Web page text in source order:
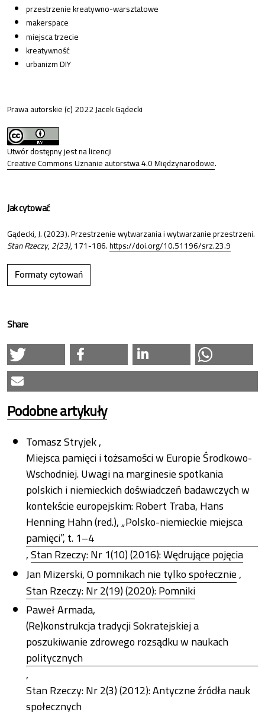
przestrzenie kreatywno-warsztatowe
makerspace
miejsca trzecie
kreatywność
urbanizm DIY
Prawa autorskie (c) 2022 Jacek Gądecki
Utwór dostępny jest na licencji
Creative Commons Uznanie autorstwa 4.0 Międzynarodowe.
Jak cytować
Gądecki, J. (2023). Przestrzenie wytwarzania i wytwarzanie przestrzeni.
Stan Rzeczy,2(23), 171-186.https://doi.org/10.51196/srz.23.9
Formaty cytowań
Share
Podobne artykuły
Tomasz Stryjek ,
Miejsca pamięci i tożsamości w Europie Środkowo-
Wschodniej. Uwagi na marginesie spotkania
polskich i niemieckich doświadczeń badawczych w
kontekście europejskim: Robert Traba, Hans
Henning Hahn (red.), „Polsko-niemieckie miejsca
pamięci”, t. 1–4
,Stan Rzeczy: Nr 1(10) (2016): Wędrujące pojęcia
Jan Mizerski,O pomnikach nie tylko społecznie,
Stan Rzeczy: Nr 2(19) (2020): Pomniki
Paweł Armada,
(Re)konstrukcja tradycji Sokratejskiej a
poszukiwanie zdrowego rozsądku w naukach
politycznych
,
Stan Rzeczy: Nr 2(3) (2012): Antyczne źródła nauk
społecznych